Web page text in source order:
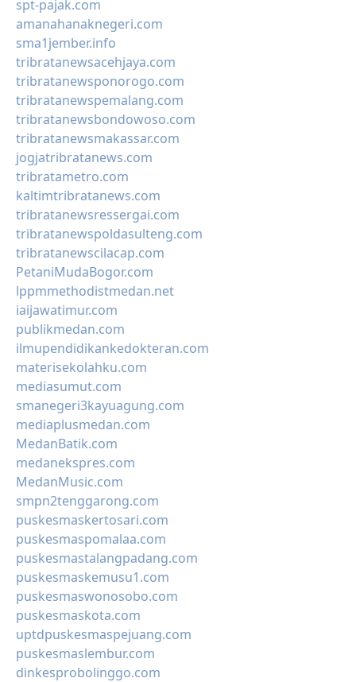
spt-pajak.com
amanahanaknegeri.com
sma1jember.info
tribratanewsacehjaya.com
tribratanewsponorogo.com
tribratanewspemalang.com
tribratanewsbondowoso.com
tribratanewsmakassar.com
jogjatribratanews.com
tribratametro.com
kaltimtribratanews.com
tribratanewsressergai.com
tribratanewspoldasulteng.com
tribratanewscilacap.com
PetaniMudaBogor.com
lppmmethodistmedan.net
iaijawatimur.com
publikmedan.com
ilmupendidikankedokteran.com
materisekolahku.com
mediasumut.com
smanegeri3kayuagung.com
mediaplusmedan.com
MedanBatik.com
medanekspres.com
MedanMusic.com
smpn2tenggarong.com
puskesmaskertosari.com
puskesmaspomalaa.com
puskesmastalangpadang.com
puskesmaskemusu1.com
puskesmaswonosobo.com
puskesmaskota.com
uptdpuskesmaspejuang.com
puskesmaslembur.com
dinkesprobolinggo.com